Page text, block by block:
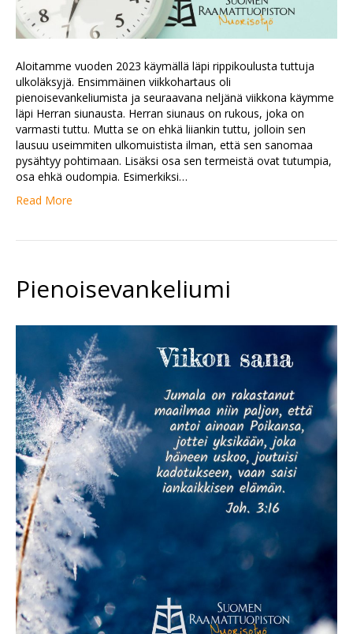
Aloitamme vuoden 2023 käymällä läpi rippikoulusta tuttuja
ulkoläksyjä. Ensimmäinen viikkohartaus oli
pienoisevankeliumista ja seuraavana neljänä viikkona käymme
läpi Herran siunausta. Herran siunaus on rukous, joka on
varmasti tuttu. Mutta se on ehkä liiankin tuttu, jolloin sen
lausuu useimmiten ulkomuistista ilman, että sen sanomaa
pysähtyy pohtimaan. Lisäksi osa sen termeistä ovat tutumpia,
osa ehkä oudompia. Esimerkiksi…
Read More
Pienoisevankeliumi